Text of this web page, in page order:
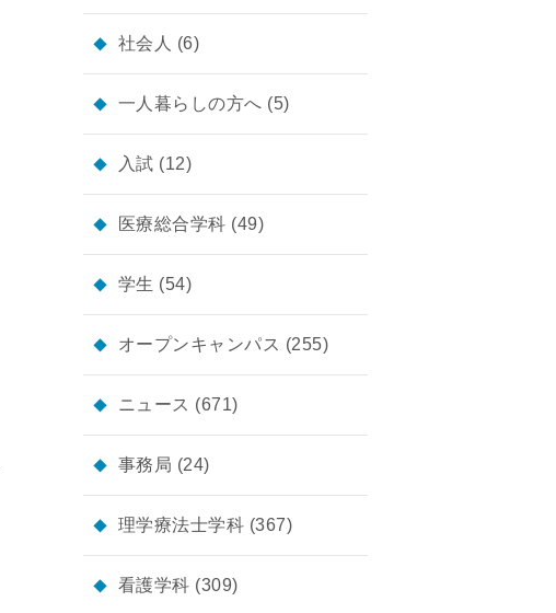
社会人 (6)
一人暮らしの方へ (5)
入試 (12)
医療総合学科 (49)
学生 (54)
オープンキャンパス (255)
ニュース (671)
事務局 (24)
理学療法士学科 (367)
看護学科 (309)